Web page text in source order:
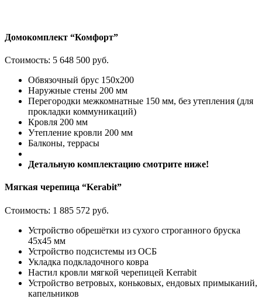
Домокомплект “Комфорт”
Стоимость: 5 648 500 руб.
Обвязочный брус 150х200
Наружные стены 200 мм
Перегородки межкомнатные 150 мм, без утепления (для
прокладки коммуникаций)
Кровля 200 мм
Утепление кровли 200 мм
Балконы, террасы
Детальную комплектацию смотрите ниже!
Мягкая черепица “Kerabit”
Стоимость: 1 885 572 руб.
Устройство обрешётки из сухого строганного бруска
45х45 мм
Устройство подсистемы из ОСБ
Укладка подкладочного ковра
Настил кровли мягкой черепицей Kerrabit
Устройство ветровых, коньковых, ендовых примыканий,
капельников